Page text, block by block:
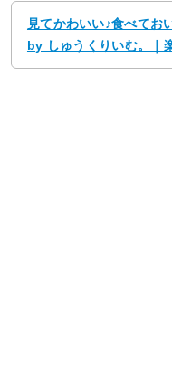
見てかわいい♪食べてお
by しゅうくりいむ。｜